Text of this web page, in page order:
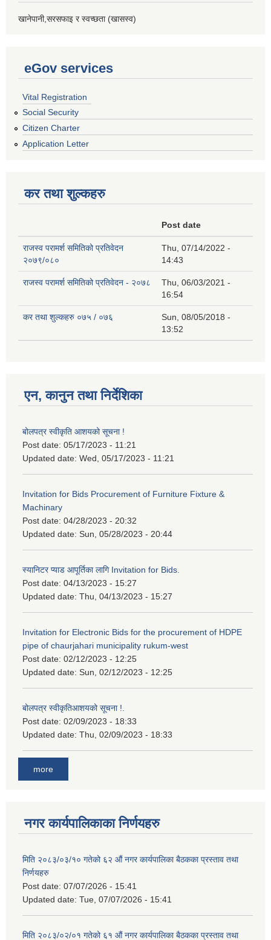
खानेपानी,सरसफाइ र स्वच्छता (खासस्व)
eGov services
Vital Registration
Social Security
Citizen Charter
Application Letter
कर तथा शुल्कहरु
Post date
राजस्व परामर्श समितिको प्रतिवेदन
२०७९/०८०
Thu, 07/14/2022 -
14:43
राजस्व परामर्श समितिको प्रतिवेदन - २०७८
Thu, 06/03/2021 -
16:54
कर तथा शुल्कहरु ०७५ / ०७६
Sun, 08/05/2018 -
13:52
एन, कानुन तथा निर्देशिका
बोलपत्र स्वीकृति आशयको सूचना !
Post date: 05/17/2023 - 11:21
Updated date: Wed, 05/17/2023 - 11:21
Invitation for Bids Procurement of Furniture Fixture &
Machinary
Post date: 04/28/2023 - 20:32
Updated date: Sun, 05/28/2023 - 20:44
स्यानिटर प्याड आपूर्तिका लागि Invitation for Bids.
Post date: 04/13/2023 - 15:27
Updated date: Thu, 04/13/2023 - 15:27
Invitation for Electronic Bids for the procurement of HDPE
pipe of chaurjahari municipality rukum-west
Post date: 02/12/2023 - 12:25
Updated date: Sun, 02/12/2023 - 12:25
बोलपत्र स्वीकृतिआशयको सूचना !.
Post date: 02/09/2023 - 18:33
Updated date: Thu, 02/09/2023 - 18:33
more
नगर कार्यपालिकाका निर्णयहरु
मिति २०८३/०३/१० गतेको ६२ औं नगर कार्यपालिका बैठकका प्रस्ताव तथा
निर्णयहरु
Post date: 07/07/2026 - 15:41
Updated date: Tue, 07/07/2026 - 15:41
मिति २०८३/०२/०१ गतेको ६१ औं नगर कार्यपालिका बैठकका प्रस्ताव तथा